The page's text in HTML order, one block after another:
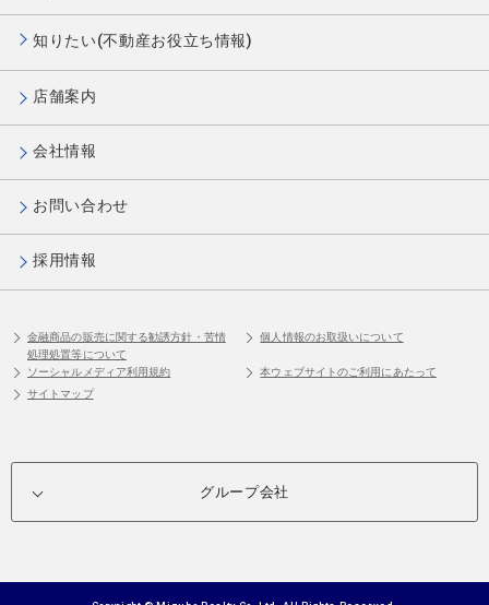
知りたい(不動産お役立ち情報)
店舗案内
会社情報
お問い合わせ
採用情報
金融商品の販売に関する勧誘方針・苦情
処理処置等について
個人情報のお取扱いについて
ソーシャルメディア利用規約
本ウェブサイトのご利用にあたって
サイトマップ
グループ会社